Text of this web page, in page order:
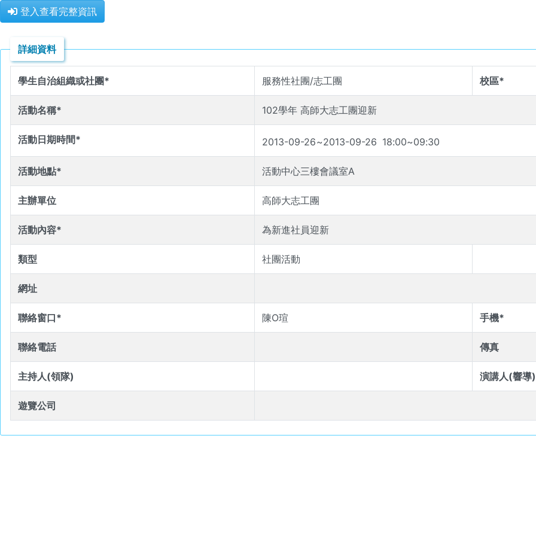
登入查看完整資訊
詳細資料
學生自治組織或社團* 服務性社團/志工團 校區*
活動名稱* 102學年 高師大志工團迎新
活動日期時間* 2013-09-26~2013-09-26 18:00~09:30
活動地點* 活動中心三樓會議室A
主辦單位 高師大志工團
活動內容* 為新進社員迎新
類型 社團活動
網址
聯絡窗口* 陳O瑄 手機*
聯絡電話 傳真
主持人(領隊) 演講人(響導)
遊覽公司